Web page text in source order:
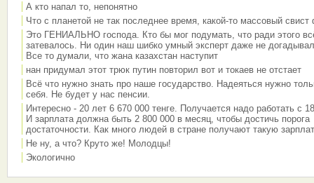
А кто напал то, непонятно
Что с планетой не так последнее время, какой-то массовый свист
Это ГЕНИАЛЬНО господа. Кто бы мог подумать, что ради этого
затевалось. Ни один наш шибко умный эксперт даже не
Все то думали, что жана казахстан наступит
нан придумал этот трюк путин повторил вот и токаев не отстает
Всё что нужно знать про наше государство. Надеяться нужно
себя. Не будет у нас пенсии.
Интересно - 20 лет 6 670 000 тенге. Получается надо работать с
И зарплата должна быть 2 800 000 в месяц, чтобы достичь порога
достаточности. Как много людей в стране получают такую
Не ну, а что? Круто же! Молодцы!
Экологично